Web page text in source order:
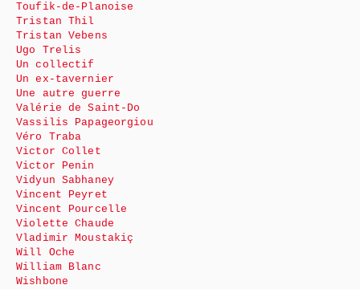
Toufik-de-Planoise
Tristan Thil
Tristan Vebens
Ugo Trelis
Un collectif
Un ex-tavernier
Une autre guerre
Valérie de Saint-Do
Vassilis Papageorgiou
Véro Traba
Victor Collet
Victor Penin
Vidyun Sabhaney
Vincent Peyret
Vincent Pourcelle
Violette Chaude
Vladimir Moustakiç
Will Oche
William Blanc
Wishbone